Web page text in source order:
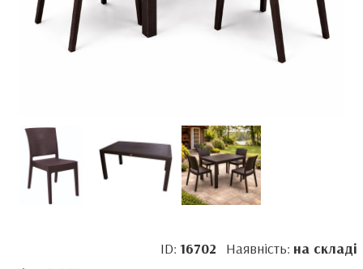
ID: 16702 Наявність: на складі